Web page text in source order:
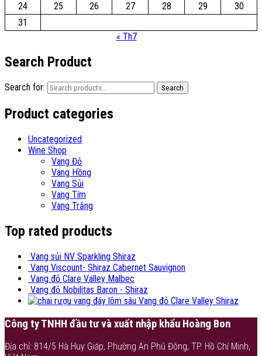
24
25 26 27 28 29
30
31
« Th7
Search Product
Search for: Search
Product categories
Uncategorized
Wine Shop
Vang Đỏ
Vang Hồng
Vang Sủi
Vang Tím
Vang Trắng
Top rated products
Vang sủi NV Sparkling Shiraz
Vang Viscount- Shiraz Cabernet Sauvignon
Vang đỏ Clare Valley Malbec
Vang đỏ Nobilitas Baron - Shiraz
Vang đỏ Clare Valley Shiraz
Công ty TNHH đầu tư và xuất nhập khẩu Hoàng Bon
Địa chỉ: 814/5 Hà Huy Giáp, Phường An Phú Đông, TP. Hồ Chí Minh,